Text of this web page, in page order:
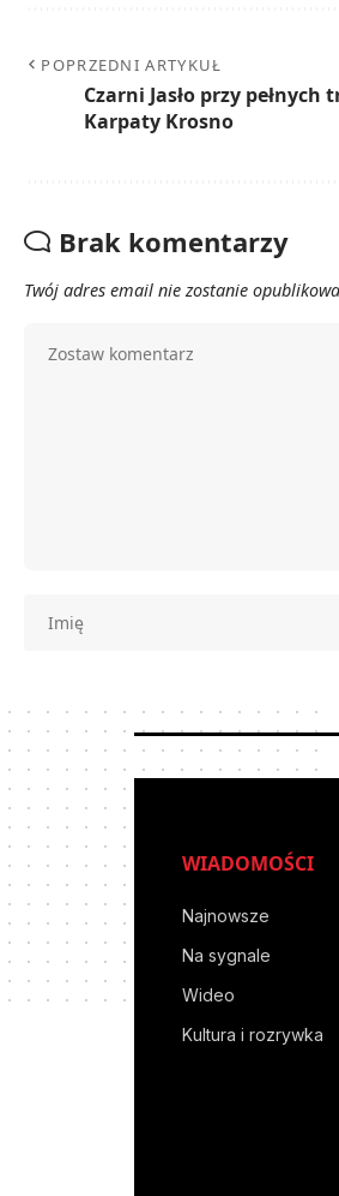
POPRZEDNI ARTYKUŁ
Czarni Jasło przy
Karpaty Krosno
Brak komentarzy
Twój adres email nie zostanie
WIADOMOŚCI
Najnowsze
Na sygnale
Wideo
Kultura i rozrywka